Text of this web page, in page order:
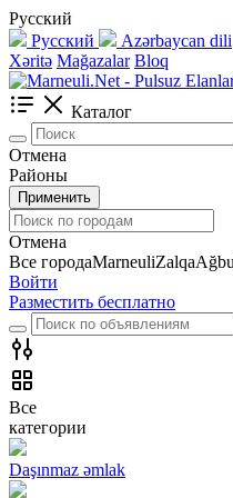
Русский
Русский
Azərbaycan dili
Xəritə Mağazalar Bloq
Каталог
Отмена
Районы
Применить
Отмена
Все городаMarneuliZalqa
Войти
Разместить бесплатно
Все
категории
Daşınmaz əmlak